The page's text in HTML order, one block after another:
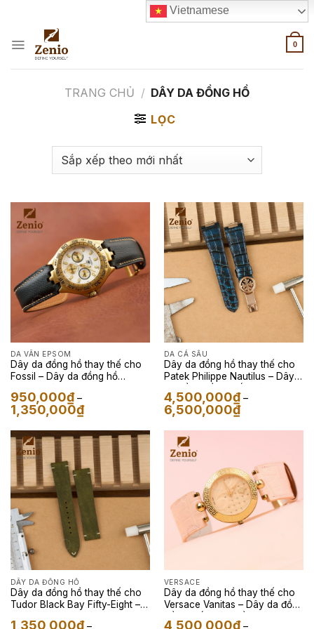
content
0
TRANG CHỦ / DÂY DA ĐỒNG HỒ
LỌC
DA VÂN EPSOM
Dây da đồng hồ thay thế cho
Fossil – Dây da đồng hồ
950,000₫ –
1,350,000₫Khoảng
giá:
950,000₫
đến
1,350,000₫
DA CÁ SẤU
Dây da đồng hồ thay thế cho
Patek Philippe Nautilus – Dây
Galaxy Navy
4,500,000₫ –
6,500,000₫Khoảng
giá:
DÂY DA ĐỒNG HỒ
Dây da đồng hồ thay thế cho
Tudor Black Bay Fifty-Eight –
1,350,000₫ –
VERSACE
Dây da đồng hồ thay thế cho
Versace Vanitas – Dây da đồng
4,500,000₫ –
Vietnamese